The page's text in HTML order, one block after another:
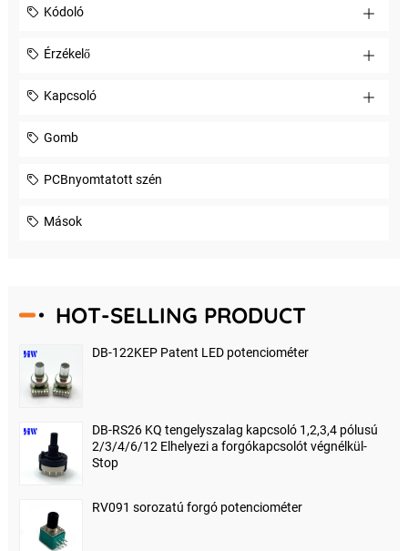
Kódoló
Érzékelő
Kapcsoló
Gomb
PCBnyomtatott szén
Mások
HOT-SELLING PRODUCT
DB-122KEP Patent LED potenciométer
DB-RS26 KQ tengelyszalag kapcsoló 1,2,3,4 pólusú
2/3/4/6/12 Elhelyezi a forgókapcsolót végnélkül-
Stop
RV091 sorozatú forgó potenciométer